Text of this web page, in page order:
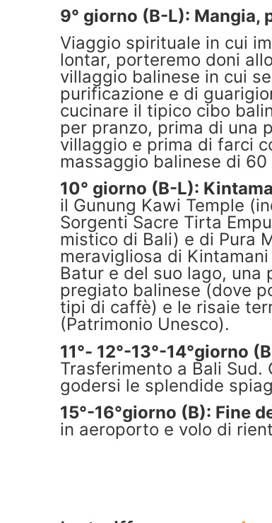
9° giorno (B-L): Mangia,
Viaggio spirituale in cui
lontar, porteremo doni
villaggio balinese in cui
purificazione e di
cucinare il tipico cibo
per pranzo, prima di una
villaggio e prima di farci
massaggio balinese di 60
10° giorno (B-L):
il Gunung Kawi Temple
Sorgenti Sacre Tirta
mistico di Bali) e di Pura
meravigliosa di
Batur e del suo lago, una
pregiato balinese (dove
tipi di caffè) e le risaie
(Patrimonio Unesco).
11°- 12°-13°-14°giorno
Trasferimento a Bali
godersi le splendide
15°-16°giorno (B): Fine
in aeroporto e volo di